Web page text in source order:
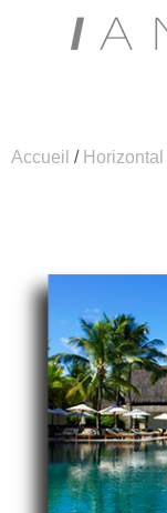
Accueil / Horizontal